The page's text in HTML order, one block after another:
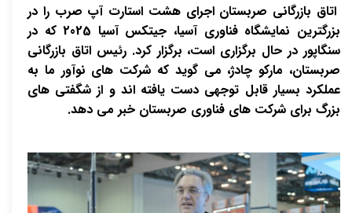
اتاق بازرگانی صربستان اجرای هشت استارت آپ صرب را در
بزرگترین نمایشگاه فناوری آسیا، جیتکس آسیا 2025 که در
سنگاپور در حال برگزاری است، برگزار کرد. رئیس اتاق بازرگانی
صربستان، مارکو چادژ، می گوید که شرکت های نوآور ما به
عملکرد بسیار قابل توجهی دست یافته اند و از شگفتی های
بزرگ برای شرکت های فناوری صربستان خبر می دهد.